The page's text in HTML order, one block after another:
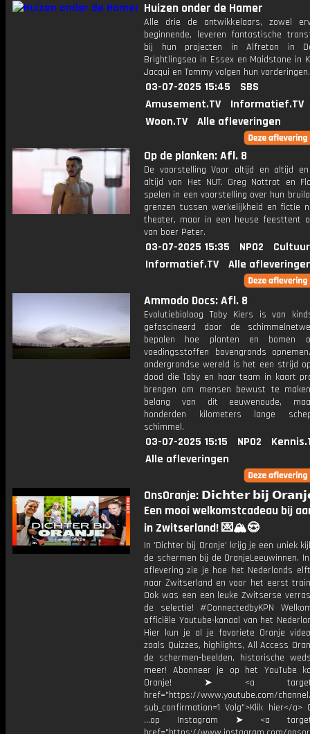
Huizen onder de Hamer
Alle drie de ontwikkelaars, zowel
beginnende, leveren fantastische
bij hun projecten in Alfreton in
Brightlingsea in Essex en Maidstone in
Jacqui en Tommy volgen hun vorderingen.
03-07-2025 15:45
SBS
Amusement.TV
Informatief.TV
Woon.TV
Alle afleveringen
Op de planken: Afl. 8
De voorstelling Voor altijd en altijd
altijd van Het NUT. Greg Nottrot en
spelen in een voorstelling over hun
grenzen tussen werkelijkheid en fictie
theater, maar in een heuse feesttent
van boer Peter.
03-07-2025 15:35 NPO2
Informatief.TV
Alle
Ammodo Docs: Afl. 8
Evolutiebioloog Toby Kiers is van
gefascineerd door de
bepalen hoe planten en bomen
voedingsstoffen bovengronds
ondergrondse wereld is het een strijd
dood die Toby en haar team in kaart
brengen om mensen bewust te
belang van dit eeuwenoude,
honderden kilometers lange
schimmel.
03-07-2025 15:15 NPO2
Alle afleveringen
OnsOranje: 𝗗𝗶𝗰𝗵𝘁𝗲𝗿 𝗯𝗶𝗷
Een mooi welkomstcadeau bij
in Zwitserland! 💌🏔️😍
In 'Dichter bij Oranje' krijg je een uniek
de schermen bij de OranjeLeeuwinnen.
aflevering zie je hoe het Nederlands
naar Zwitserland en voor het eerst
Ook was een een leuke Zwitserse
de selectie! #ConnectedbyKPN
officiële Youtube-kanaal van het
Hier kun je al je favoriete Oranje
zoals Quizzes, highlights, All Access
de schermen-beelden, historische
meer! Abonneer je op het YouTube
Oranje! ➤ <a
href="https://www.youtube.com/channel/
sub_confirmation=1 Volg">Klik hier</a>
...op Instagram ➤ <a